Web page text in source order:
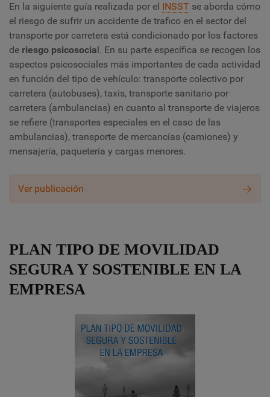
En la siguiente guía realizada por el INSST se aborda cómo
el riesgo de sufrir un accidente de trafico en el sector del
transporte por carretera está condicionado por los factores
de riesgo psicosocia l. En su parte específica se recogen los
aspectos psicosociales más importantes de cada actividad
en función del tipo de vehículo: transporte colectivo por
carretera (autobuses), taxis, transporte sanitario por
carretera (ambulancias) en cuanto al transporte de viajeros
se refiere (transportes especiales en el caso de las
ambulancias), transporte de mercancías (camiones) y
mensajería, paquetería y cargas menores.
Ver publicación
PLAN TIPO DE MOVILIDAD
SEGURA Y SOSTENIBLE EN LA
EMPRESA